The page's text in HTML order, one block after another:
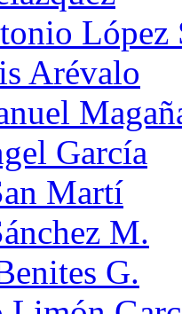
López
Arévalo
García
Martí
M.
G.